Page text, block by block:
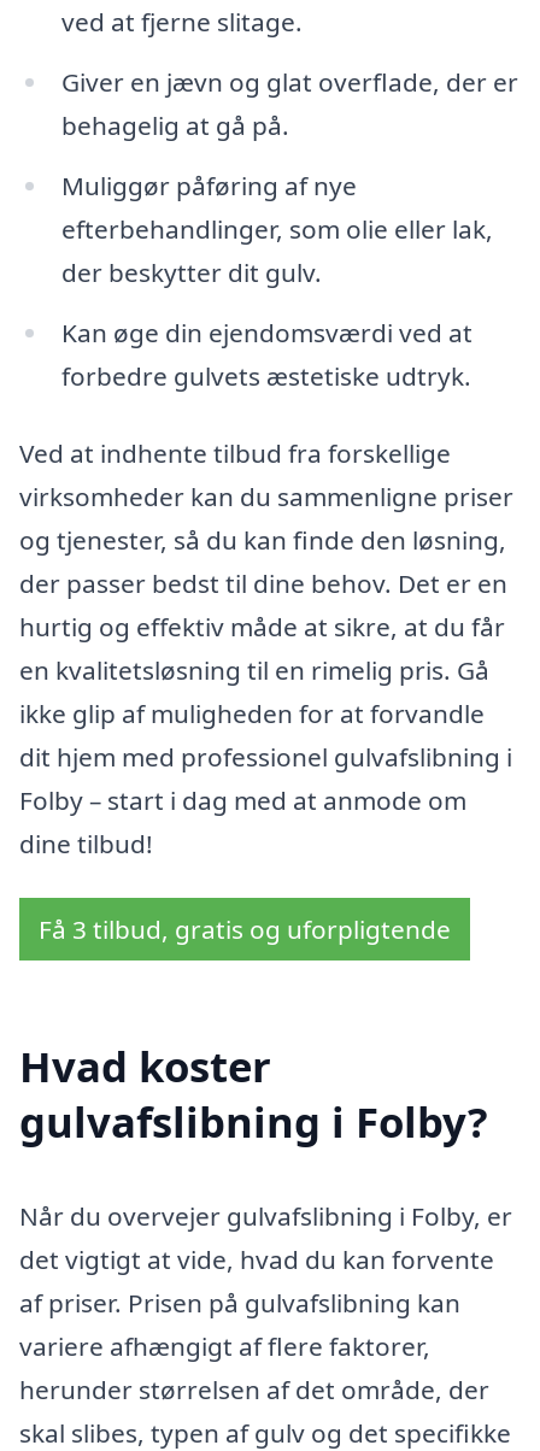
ved at fjerne slitage.
Giver en jævn og glat overflade, der er
behagelig at gå på.
Muliggør påføring af nye
efterbehandlinger, som olie eller lak,
der beskytter dit gulv.
Kan øge din ejendomsværdi ved at
forbedre gulvets æstetiske udtryk.
Ved at indhente tilbud fra forskellige
virksomheder kan du sammenligne priser
og tjenester, så du kan finde den løsning,
der passer bedst til dine behov. Det er en
hurtig og effektiv måde at sikre, at du får
en kvalitetsløsning til en rimelig pris. Gå
ikke glip af muligheden for at forvandle
dit hjem med professionel gulvafslibning i
Folby – start i dag med at anmode om
dine tilbud!
Få 3 tilbud, gratis og uforpligtende
Hvad koster
gulvafslibning i Folby?
Når du overvejer gulvafslibning i Folby, er
det vigtigt at vide, hvad du kan forvente
af priser. Prisen på gulvafslibning kan
variere afhængigt af flere faktorer,
herunder størrelsen af det område, der
skal slibes, typen af gulv og det specifikke